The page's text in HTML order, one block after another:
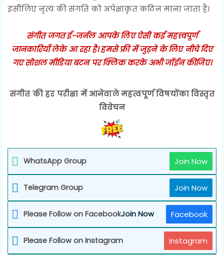
इसीलिए नृत्य की संगति को अपेक्षाकृत कठिन माना जाता है।
संगीत जगत ई-जर्नल आपके लिए ऐसी कई महत्त्वपूर्ण
जानकारियाँ लेके आ रहा है। हमसे फ्री में जुड़ने के लिए नीचे दिए
गए सोशल मीडिया बटन पर क्लिक करके अभी जॉईन कीजिए।
संगीत की हर परीक्षा में आनेवाले महत्वपूर्ण विषयोंका विस्तृत
विवेचन
WhatsApp Group Join Now
Telegram Group Join Now
Please Follow on FacebookJoin Now Facebook
Please Follow on Instagram Instagram